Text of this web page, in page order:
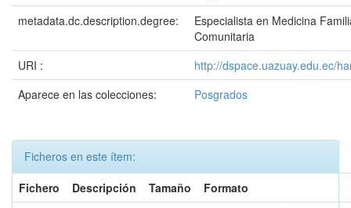
metadata.dc.description.degree:
Especialista en Medicina
Comunitaria
URI :
http://dspace.uazuay.edu.ec/
Aparece en las colecciones:
Posgrados
Ficheros en este ítem:
Fichero
Descripción Tamaño
Formato